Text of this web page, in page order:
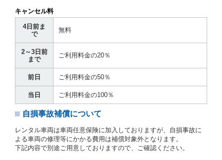
１項に定める貸渡料金を支払うものとします。
運転者は、貸渡契約の締結にあたり、約款及び細則で
運転者の義務と定められた事項を遵守するものとしま
す。
当社は、監督官庁の基本通達（注１）に基づき、貸渡
簿(貸渡原票)及び第１３条第１項に規定する貸渡証に
運転者の氏名、住所、運転免許の種類及び運転免許証
（注２）の番号を記載し、又は運転者の運転免許証の
写しを添付するため、貸渡契約の締結にあたり、借受
人に対し、借受人の指定する運転者（以下「運転者」
といいます。）の運転免許証の提示を求めるほか、そ
の写しの提出を求めることがあります。この場合、借
を提示し、借受人と運転者が異なるときはその運転者
の運転免許証を提示するものとします。
注１）監督官庁の基本通達とは、国土交通省自動車
キャンセル料
4日前ま
で
無料
2～3日前
まで
ご利用料金の20％
前日 ご利用料金の50％
当日 ご利用料金の100％
自損事故補償について
レンタル車両は車両任意保険に加入しておりますが、自損事故に
よる車両の修理等にかかる費用は補償対象外となります。
下記内容で別途ご用意しておりますので、ご確認ください。